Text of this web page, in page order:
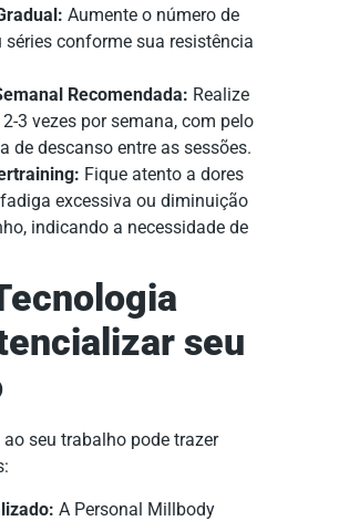
Aumente o número de
séries conforme sua resistência
Recomendada: Realize
3 vezes por semana, com pelo
de descanso entre as sessões.
Fique atento a dores
excessiva ou diminuição
indicando a necessidade de
seu
ao seu trabalho pode trazer
A Personal Millbody